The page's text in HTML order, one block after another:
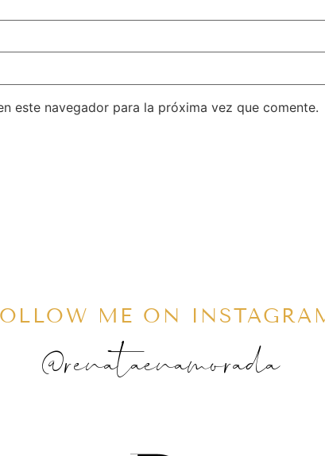
este navegador para la próxima vez que comente.
ME ON
@renataenamorada